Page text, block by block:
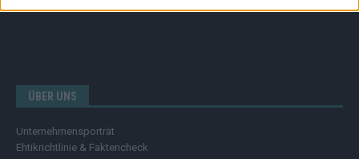
ÜBER UNS
Unternehmensporträt
Ehtikrichtlinie & Faktencheck